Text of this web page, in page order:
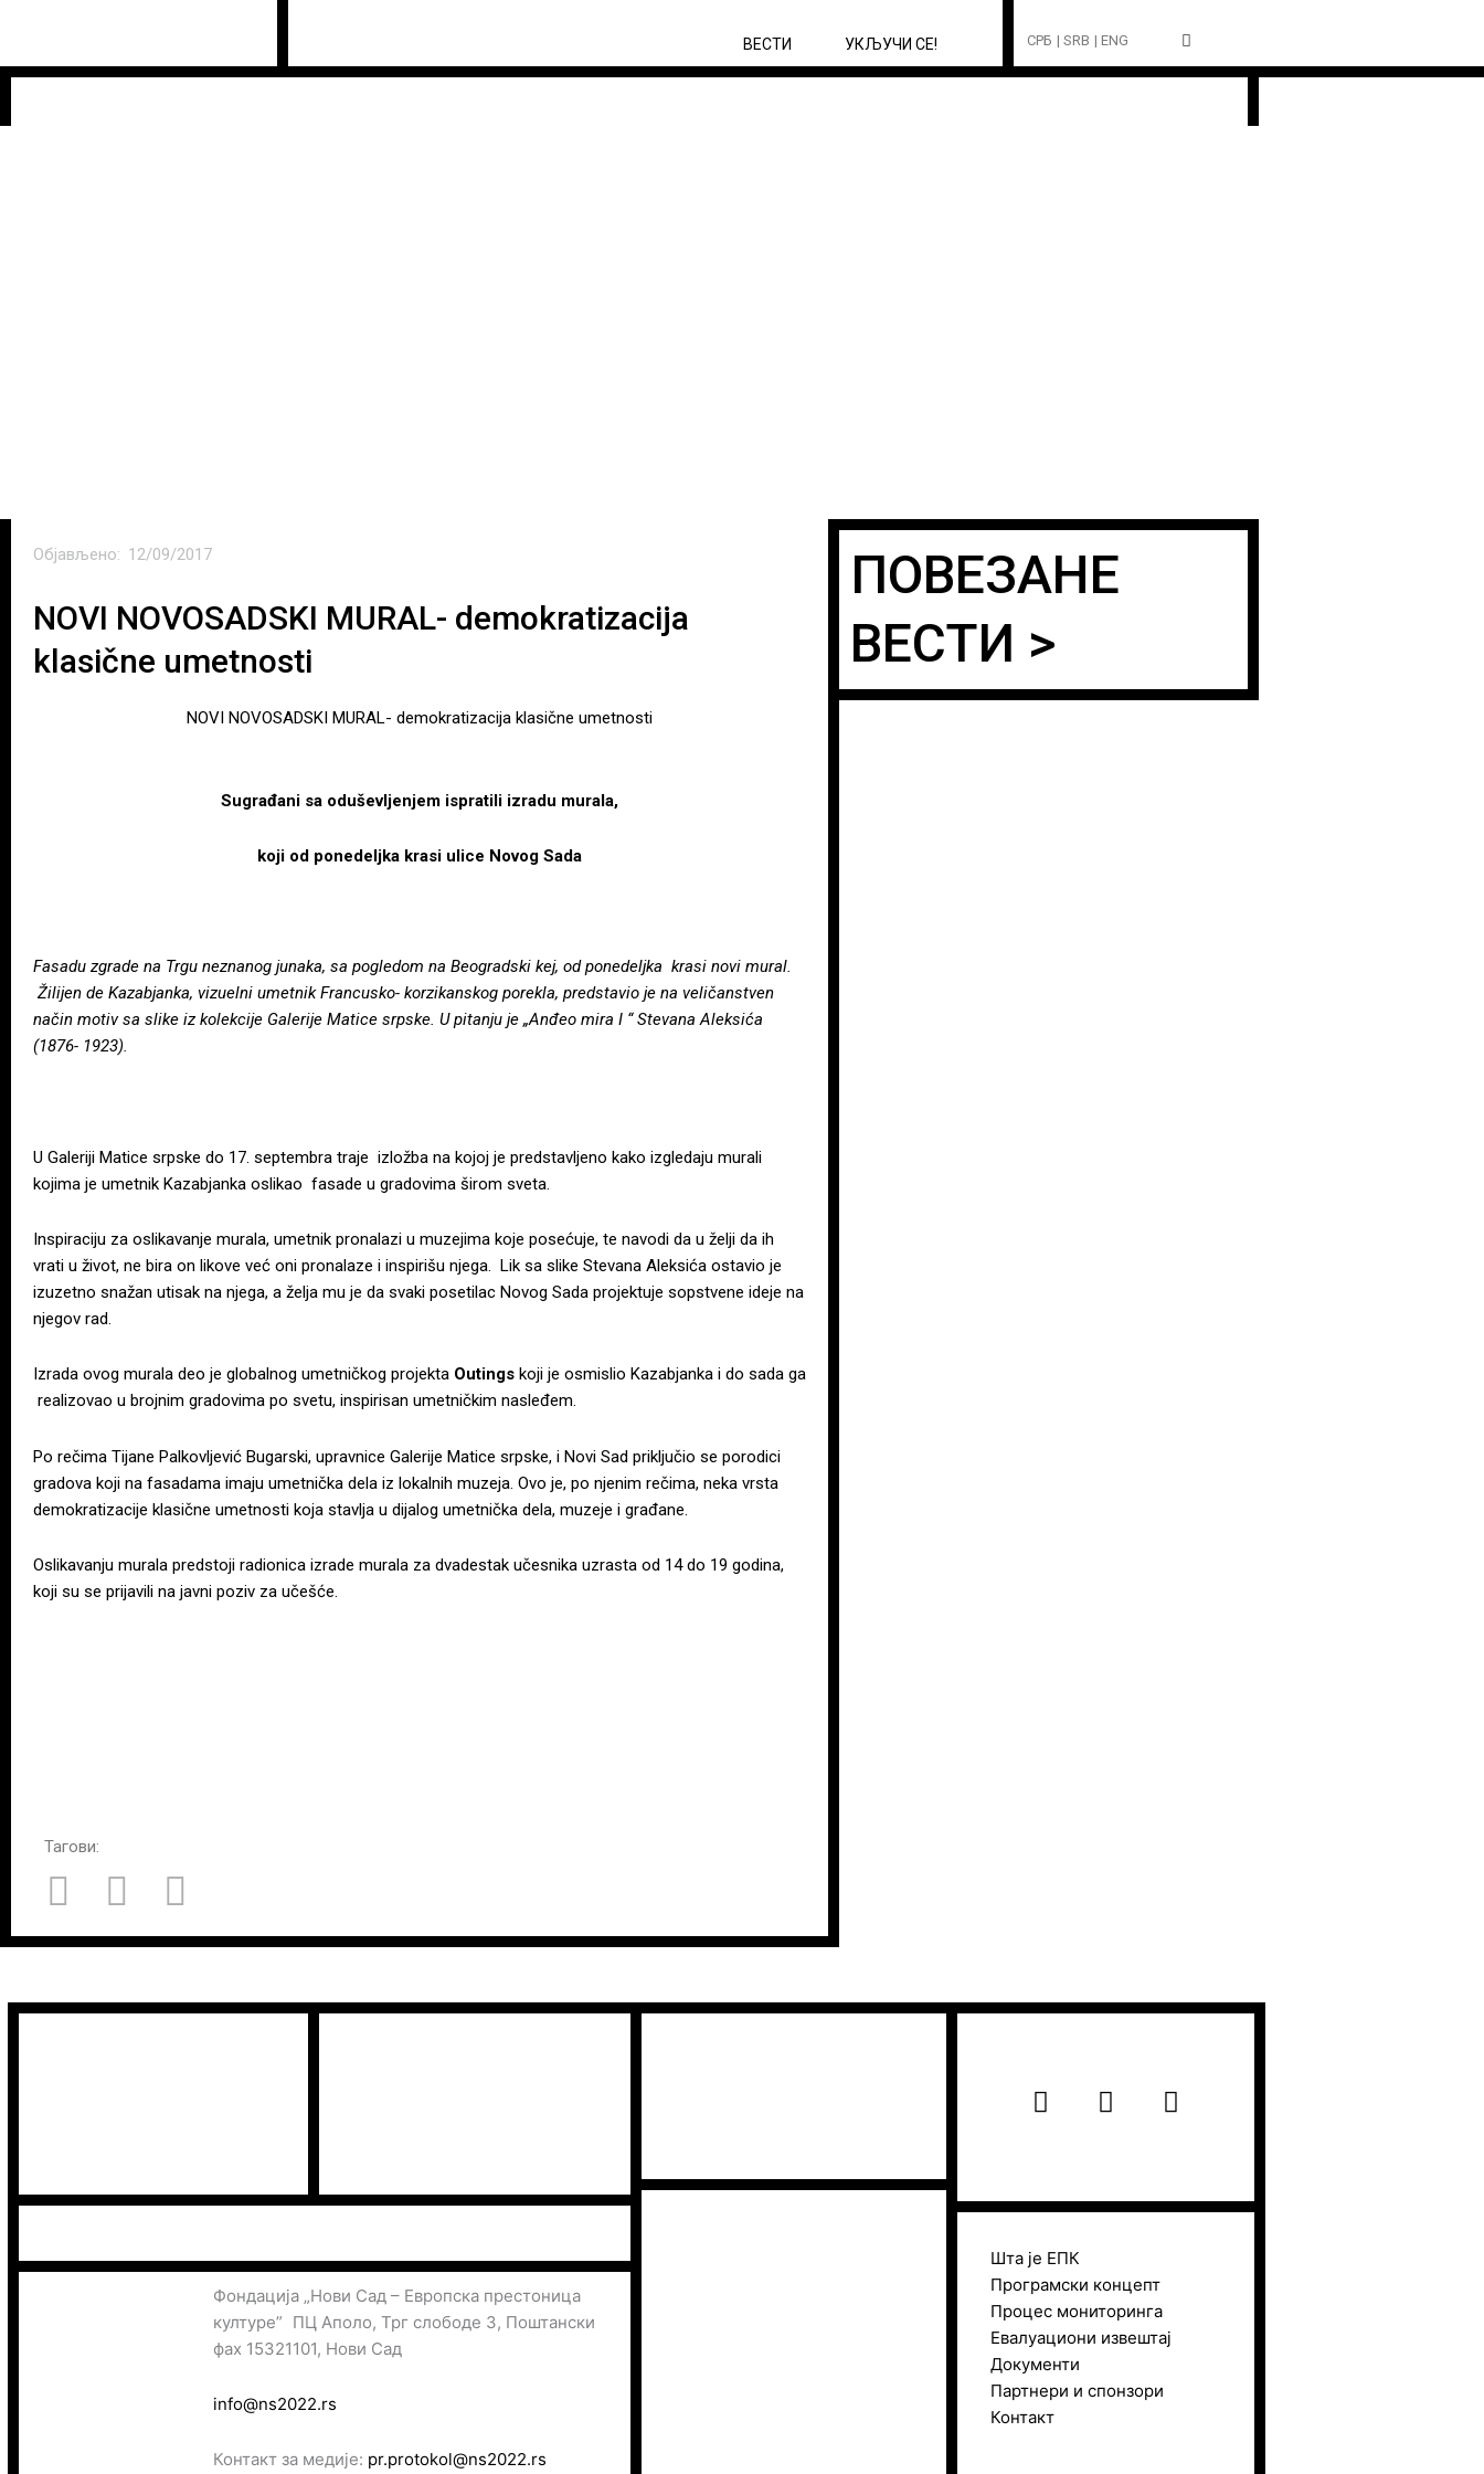
садржај
ВЕСТИ УКЉУЧИ СЕ! СРБ | SRB | ENG
Објављено: 12/09/2017
NOVI NOVOSADSKI MURAL- demokratizacija
klasične umetnosti
NOVI NOVOSADSKI MURAL- demokratizacija klasične umetnosti
Sugrađani sa oduševljenjem ispratili izradu murala,
koji od ponedeljka krasi ulice Novog Sada
Fasadu zgrade na Trgu neznanog junaka, sa pogledom na Beogradski kej, od ponedeljka krasi novi mural.
Žilijen de Kazabjanka, vizuelni umetnik Francusko- korzikanskog porekla, predstavio je na veličanstven
način motiv sa slike iz kolekcije Galerije Matice srpske. U pitanju je „Anđeo mira I “ Stevana Aleksića
(1876- 1923).
U Galeriji Matice srpske do 17. septembra traje izložba na kojoj je predstavljeno kako izgledaju murali
kojima je umetnik Kazabjanka oslikao fasade u gradovima širom sveta.
Inspiraciju za oslikavanje murala, umetnik pronalazi u muzejima koje posećuje, te navodi da u želji da ih
vrati u život, ne bira on likove već oni pronalaze i inspirišu njega. Lik sa slike Stevana Aleksića ostavio je
izuzetno snažan utisak na njega, a želja mu je da svaki posetilac Novog Sada projektuje sopstvene ideje na
njegov rad.
Izrada ovog murala deo je globalnog umetničkog projekta Outings koji je osmislio Kazabjanka i do sada ga
realizovao u brojnim gradovima po svetu, inspirisan umetničkim nasleđem.
Po rečima Tijane Palkovljević Bugarski, upravnice Galerije Matice srpske, i Novi Sad priključio se porodici
gradova koji na fasadama imaju umetnička dela iz lokalnih muzeja. Ovo je, po njenim rečima, neka vrsta
demokratizacije klasične umetnosti koja stavlja u dijalog umetnička dela, muzeje i građane.
Oslikavanju murala predstoji radionica izrade murala za dvadestak učesnika uzrasta od 14 do 19 godina,
koji su se prijavili na javni poziv za učešće.
Тагови:
ПОВЕЗАНЕ
ВЕСТИ >
Фондација „Нови Сад – Европска престоница
културе” ПЦ Аполо, Трг слободе 3, Поштански
фах 15321101, Нови Сад
info@ns2022.rs
Контакт за медије: pr.protokol@ns2022.rs
F
a
b
o
k
I
n
a
a
m
Y
o
u
Шта је ЕПК
Програмски концепт
Процес мониторинга
Евалуациони извештај
Документи
Партнери и спонзори
Контакт